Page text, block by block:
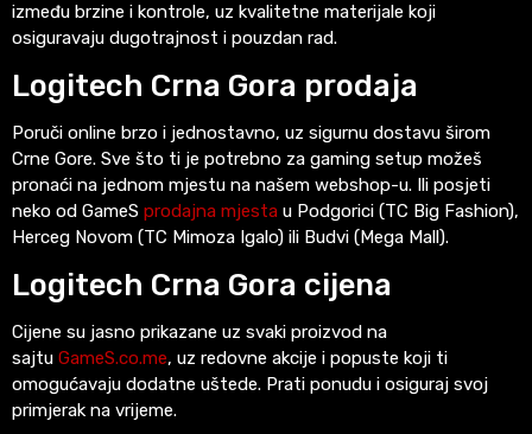
između brzine i kontrole, uz kvalitetne materijale koji
osiguravaju dugotrajnost i pouzdan rad.
Logitech Crna Gora prodaja
Poruči online brzo i jednostavno, uz sigurnu dostavu širom
Crne Gore. Sve što ti je potrebno za gaming setup možeš
pronaći na jednom mjestu na našem webshop-u. Ili posjeti
neko od GameS prodajna mjesta u Podgorici (TC Big Fashion),
Herceg Novom (TC Mimoza Igalo) ili Budvi (Mega Mall).
Logitech Crna Gora cijena
Cijene su jasno prikazane uz svaki proizvod na
sajtu GameS.co.me, uz redovne akcije i popuste koji ti
omogućavaju dodatne uštede. Prati ponudu i osiguraj svoj
primjerak na vrijeme.